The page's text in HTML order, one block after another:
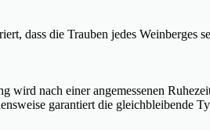
dass die Trauben jedes
wird nach einer angemessenen
garantiert die gleichbleibende